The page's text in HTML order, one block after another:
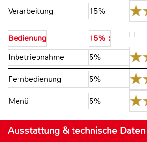
Verarbeitung
15%
Bedienung
15% :
Inbetriebnahme
5%
Fernbedienung 5%
Menü 5%
Ausstattung & technische Daten